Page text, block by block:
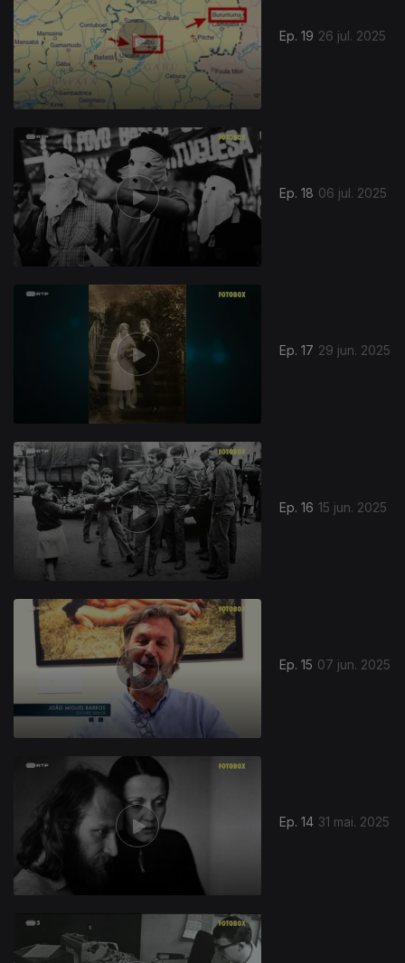
Ep. 19 26 jul. 2025
Ep. 18 06 jul. 2025
Ep. 17 29 jun. 2025
Ep. 16 15 jun. 2025
Ep. 15 07 jun. 2025
Ep. 14 31 mai. 2025
852695